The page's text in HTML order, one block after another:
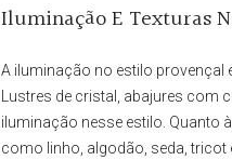
Iluminação E Texturas
A iluminação no estilo provençal
Lustres de cristal, abajures
iluminação nesse estilo. Quanto
como linho, algodão, seda,